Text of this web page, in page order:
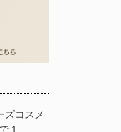
ズコスメ